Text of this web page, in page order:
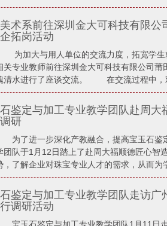
术系前往深圳金大可科技有限公
拓岗活动
为加大与用人单位的交流力度，拓宽学生
关专业教师前往深圳金大可科技有限公司
清水进行了座谈交流。 在交流过程中，
鉴定与加工专业教学团队赴周大
研
为了进一步深化产教融合，提高宝玉石鉴
团队于1月12日踏上了赴周大福顺德匠心智
，了解企业对珠宝专业人才的需求，从而
鉴定与加工专业教学团队走访广
调研活动